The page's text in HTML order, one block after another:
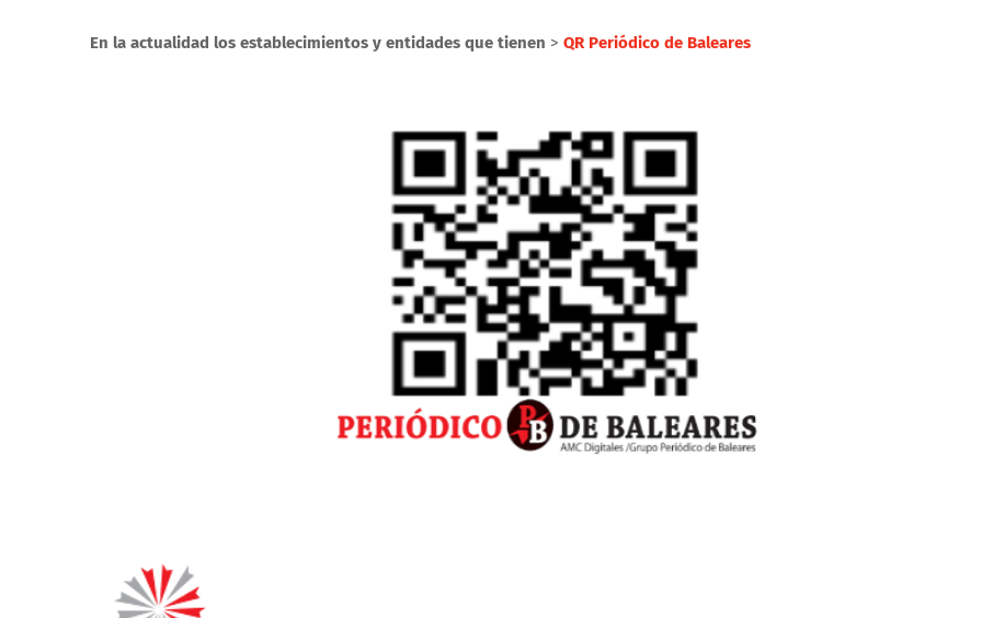
En la actualidad los establecimientos y entidades que tienen > QR Periódico de Baleares